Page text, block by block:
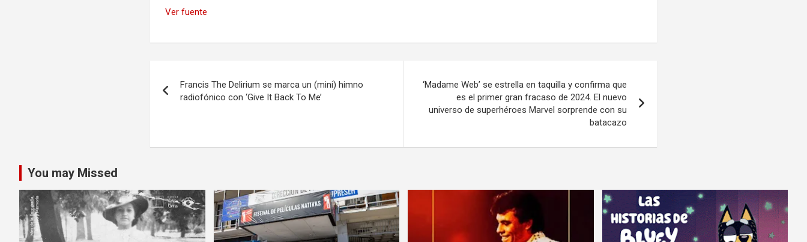
Ver fuente
de
Francis The Delirium se marca un (mini) himno
radiofónico con ‘Give It Back To Me’
‘Madame Web’ se estrella en taquilla y confirma que
es el primer gran fracaso de 2024. El nuevo
universo de superhéroes Marvel sorprende con su
batacazo
You may Missed